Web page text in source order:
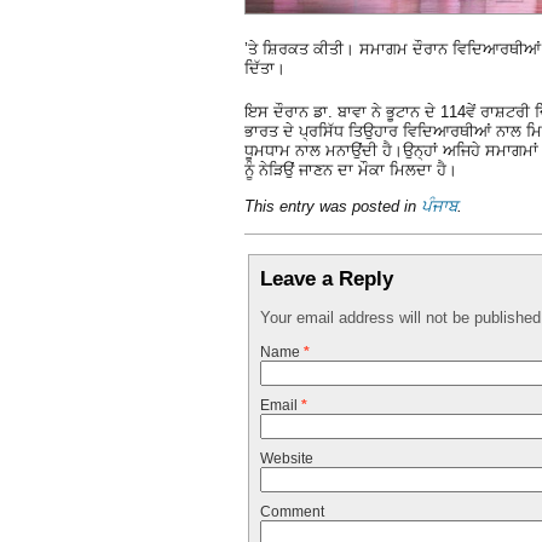
’ਤੇ ਸ਼ਿਰਕਤ ਕੀਤੀ। ਸਮਾਗਮ ਦੌਰਾਨ
ਦਿੱਤਾ।
ਇਸ ਦੌਰਾਨ ਡਾ. ਬਾਵਾ ਨੇ ਭੂਟਾਨ ਦੇ 114ਵੇਂ
ਭਾਰਤ ਦੇ ਪ੍ਰਸਿੱਧ ਤਿਉਹਾਰ ਵਿਦਿਆਰਥੀਆਂ ਨਾਲ
ਧੂਮਧਾਮ ਨਾਲ ਮਨਾਉਂਦੀ ਹੈ।ਉਨ੍ਹਾਂ ਅਜਿਹੇ
ਨੂੰ ਨੇੜਿਉਂ ਜਾਣਨ ਦਾ ਮੌਕਾ ਮਿਲਦਾ ਹੈ।
This entry was posted in ਪੰਜਾਬ.
Leave a Reply
Your email address will not be
Name *
Email *
Website
Comment